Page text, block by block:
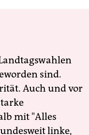
sind.
Auch und vor
mit "Alles
linke,